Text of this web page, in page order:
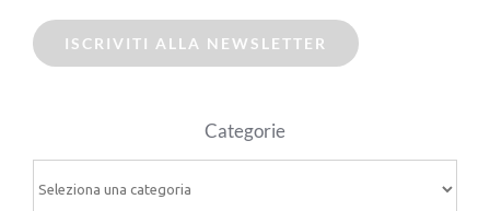
ISCRIVITI ALLA NEWSLETTER
Categorie